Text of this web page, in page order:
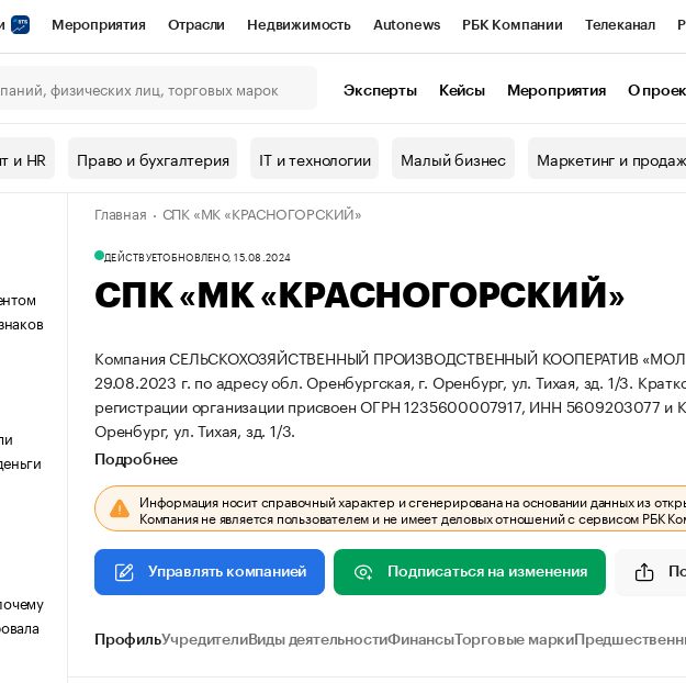
Мероприятия Отрасли Недвижимость Autonews РБК Компании Телеканал
СПб Спецпроекты Проверка контрагентов
Рынок наличной валюты
Эксперты Кейсы Мероприятия О
и HR Право и бухгалтерия IT и технологии Малый бизнес Маркетинг и
Главная СПК «МК «КРАСНОГОРСКИЙ»
ДЕЙСТВУЕТОБНОВЛЕНО, 15.08.2024
СПК «МК «КРАСНОГОРСКИЙ»
Компания СЕЛЬСКОХОЗЯЙСТВЕННЫЙ ПРОИЗВОДСТВЕННЫЙ КООПЕРАТИВ
29.08.2023 г. по адресу обл. Оренбургская, г. Оренбург, ул. Тихая, зд. 1/3.
регистрации организации присвоен ОГРН 1235600007917, ИНН 5609203077
Оренбург, ул. Тихая, зд. 1/3.
Подробнее
Информация носит справочный характер и сгенерирована на основании данных из
Компания не является пользователем и не имеет деловых отношений с сервисом РБК
Управлять компанией Подписаться на изменения
ПрофильУчредителиВиды деятельностиФинансыТорговые марки